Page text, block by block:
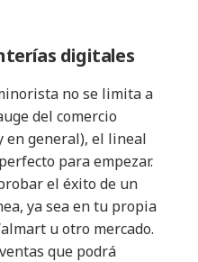
digitales
no se limita a
del comercio
en general), el lineal
para empezar.
el éxito de un
ya sea en tu propia
u otro mercado.
que podrá